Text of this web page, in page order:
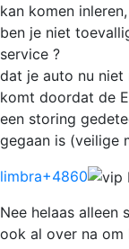
kan komen inleren,
ben je niet
service ?
dat je auto nu niet
komt doordat de
een storing
gegaan is (veilige
limbra+4860
Nee helaas alleen
ook al over na om